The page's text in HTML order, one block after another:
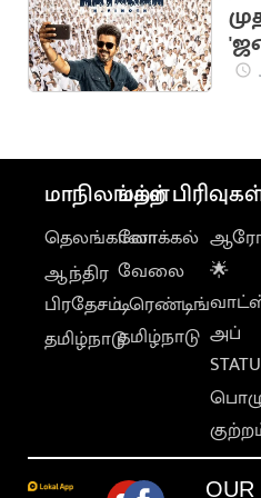
மாநிலங்கள்
தெலங்கானா
ஆந்திர
பிரதேசம்
தமிழ்நாடு
மற்ற
லோக்கல்
வேலை
டிரெண்டிங்
தமிழ்நாடு
🌟
அப்
OUR